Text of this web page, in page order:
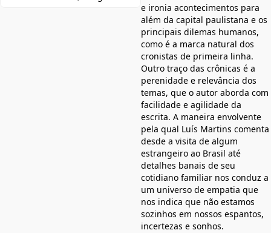
e ironia acontecimentos para
além da capital paulistana e os
principais dilemas humanos,
como é a marca natural dos
cronistas de primeira linha.
Outro traço das crônicas é a
perenidade e relevância dos
temas, que o autor aborda com
facilidade e agilidade da
escrita. A maneira envolvente
pela qual Luís Martins comenta
desde a visita de algum
estrangeiro ao Brasil até
detalhes banais de seu
cotidiano familiar nos conduz a
um universo de empatia que
nos indica que não estamos
sozinhos em nossos espantos,
incertezas e sonhos.